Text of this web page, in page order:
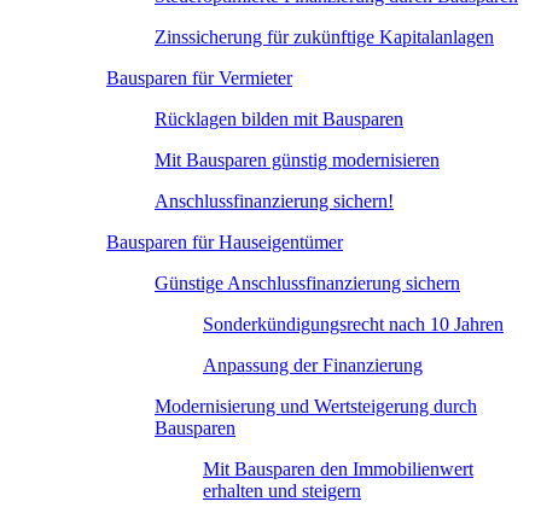
Zinssicherung für zukünftige Kapitalanlagen
Bausparen für Vermieter
Rücklagen bilden mit Bausparen
Mit Bausparen günstig modernisieren
Anschlussfinanzierung sichern!
Bausparen für Hauseigentümer
Günstige Anschlussfinanzierung sichern
Sonderkündigungsrecht nach 10 Jahren
Anpassung der Finanzierung
Modernisierung und Wertsteigerung durch
Bausparen
Mit Bausparen den Immobilienwert
erhalten und steigern